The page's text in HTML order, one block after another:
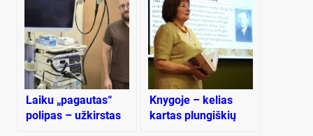
Laiku „pagautas“
polipas – užkirstas
Knygoje – kelias
kartas plungiškių